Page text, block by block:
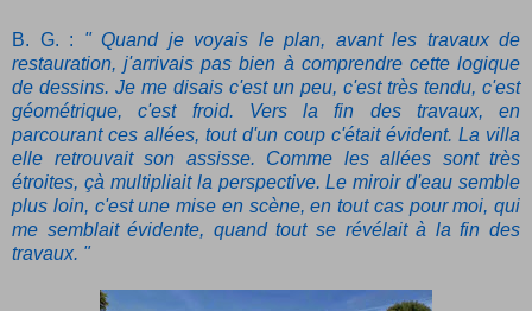
B. G. : " Quand je voyais le plan, avant les travaux de
restauration, j'arrivais pas bien à comprendre cette logique
de dessins. Je me disais c'est un peu, c'est très tendu, c'est
géométrique, c'est froid. Vers la fin des travaux, en
parcourant ces allées, tout d'un coup c'était évident. La villa
elle retrouvait son assisse. Comme les allées sont très
étroites, çà multipliait la perspective. Le miroir d'eau semble
plus loin, c'est une mise en scène, en tout cas pour moi, qui
me semblait évidente, quand tout se révélait à la fin des
travaux. "